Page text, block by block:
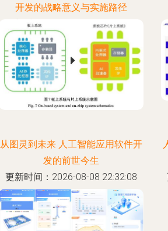
开发的战略意义与实施路径
更新时间：2026-08-08 13:34:53
从图灵到未来 人工智能应用软件开
发的前世今生
更新时间：2026-08-08 22:32:08